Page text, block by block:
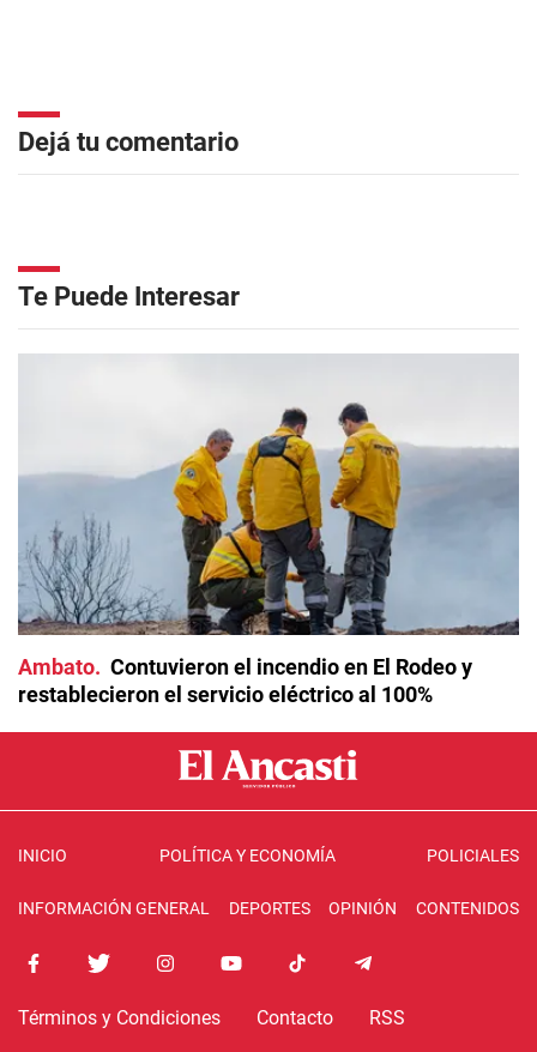
Dejá tu comentario
Te Puede Interesar
Ambato
Contuvieron el incendio en El Rodeo y
restablecieron el servicio eléctrico al 100%
INICIO POLÍTICA Y ECONOMÍA POLICIALES
INFORMACIÓN GENERAL DEPORTES OPINIÓN CONTENIDOS
Términos y Condiciones Contacto RSS